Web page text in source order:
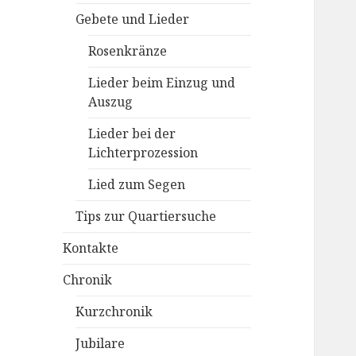
Gebete und Lieder
Rosenkränze
Lieder beim Einzug und
Auszug
Lieder bei der
Lichterprozession
Lied zum Segen
Tips zur Quartiersuche
Kontakte
Chronik
Kurzchronik
Jubilare